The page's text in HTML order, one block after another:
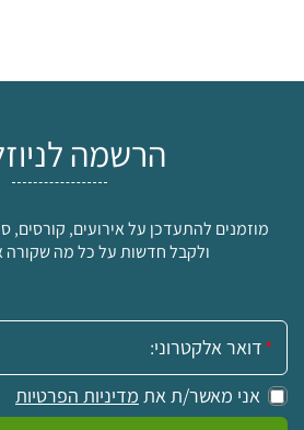
הרשמה
מוזמנים להתעדכן על אירועים, קורסים,
ולקבל חדשות על כל מה שקורה
אימייל:
אני מאשר/ת את מדיניות הפרטיות